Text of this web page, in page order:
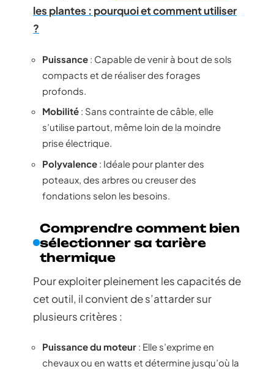
les plantes : pourquoi et comment utiliser
?
Puissance : Capable de venir à bout de sols
compacts et de réaliser des forages
profonds.
Mobilité : Sans contrainte de câble, elle
s’utilise partout, même loin de la moindre
prise électrique.
Polyvalence : Idéale pour planter des
poteaux, des arbres ou creuser des
fondations selon les besoins.
Comprendre comment bien
sélectionner sa tarière
thermique
Pour exploiter pleinement les capacités de
cet outil, il convient de s’attarder sur
plusieurs critères :
Puissance du moteur : Elle s’exprime en
chevaux ou en watts et détermine jusqu’où la